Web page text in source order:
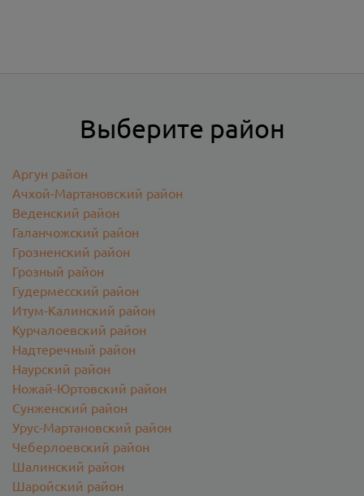
Выберите район
Аргун район
Ачхой-Мартановский район
Веденский район
Галанчожский район
Грозненский район
Грозный район
Гудермесский район
Итум-Калинский район
Курчалоевский район
Надтеречный район
Наурский район
Ножай-Юртовский район
Сунженский район
Урус-Мартановский район
Чеберлоевский район
Шалинский район
Шаройский район